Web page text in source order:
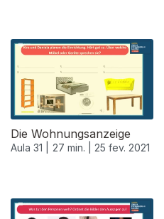
Die Wohnungsanzeige
Aula 31 | 27 min. | 25 fev. 2021